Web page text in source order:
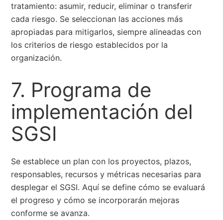
tratamiento: asumir, reducir, eliminar o transferir
cada riesgo. Se seleccionan las acciones más
apropiadas para mitigarlos, siempre alineadas con
los criterios de riesgo establecidos por la
organización.
7. Programa de
implementación del
SGSI
Se establece un plan con los proyectos, plazos,
responsables, recursos y métricas necesarias para
desplegar el SGSI. Aquí se define cómo se evaluará
el progreso y cómo se incorporarán mejoras
conforme se avanza.